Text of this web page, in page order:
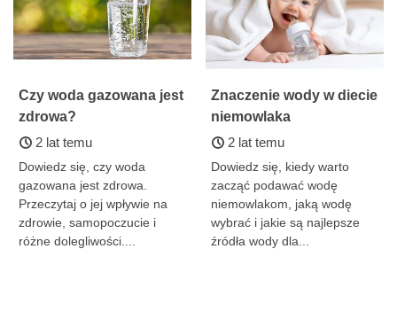
Czy woda gazowana jest
zdrowa?
2 lat temu
Dowiedz się, czy woda
gazowana jest zdrowa.
Przeczytaj o jej wpływie na
zdrowie, samopoczucie i
różne dolegliwości....
Znaczenie wody w diecie
niemowlaka
2 lat temu
Dowiedz się, kiedy warto
zacząć podawać wodę
niemowlakom, jaką wodę
wybrać i jakie są najlepsze
źródła wody dla...